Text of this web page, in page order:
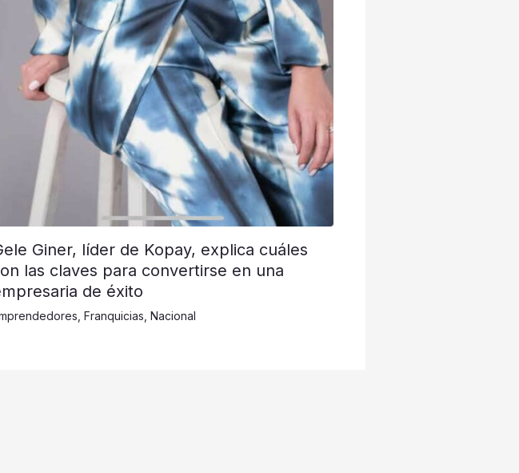
Giner, líder de Kopay, explica cuáles
las claves para convertirse en una
de éxito
Franquicias Nacional